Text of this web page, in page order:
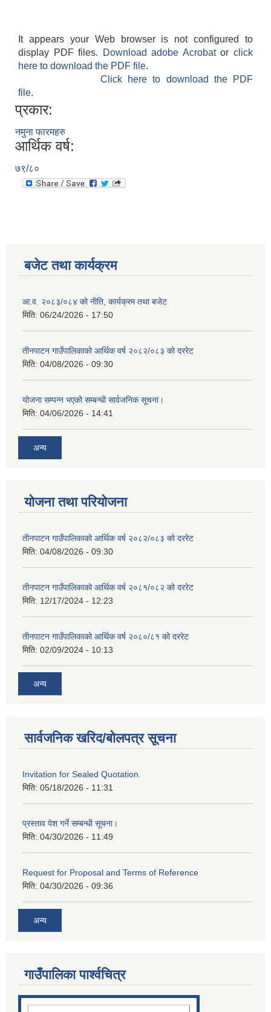
It appears your Web browser is not configured to
display PDF files.
Download adobe Acrobatorclick
here to download the PDF file.
Click here to download the PDF
file.
प्रकार:
नमुना फारमहरु
आर्थिक वर्ष:
७९/८०
बजेट तथा कार्यक्रम
आ.व. २०८३/०८४ को नीति, कार्यक्रम तथा बजेट
मिति: 06/24/2026 - 17:50
तीनपाटन गाउँपालिकाको आर्थिक वर्ष २०८२/०८३ को दररेट
मिति: 04/08/2026 - 09:30
योजना सम्पन्न भएको सम्बन्धी सार्वजनिक सूचना।
मिति: 04/06/2026 - 14:41
अन्य
योजना तथा परियोजना
तीनपाटन गाउँपालिकाको आर्थिक वर्ष २०८२/०८३ को दररेट
मिति: 04/08/2026 - 09:30
तीनपाटन गाउँपालिकाको आर्थिक वर्ष २०८१/०८२ को दररेट
मिति: 12/17/2024 - 12:23
तीनपाटन गाउँपालिकाको आर्थिक वर्ष २०८०/८१ को दररेट
मिति: 02/09/2024 - 10:13
अन्य
सार्वजनिक खरिद/बोलपत्र सूचना
Invitation for Sealed Quotation.
मिति: 05/18/2026 - 11:31
प्रस्ताव पेश गर्ने सम्बन्धी सूचना।
मिति: 04/30/2026 - 11:49
Request for Proposal and Terms of Reference
मिति: 04/30/2026 - 09:36
अन्य
गाउँपालिका पार्श्‍वचित्र